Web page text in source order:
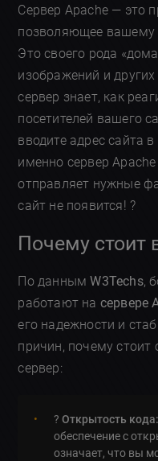
Сервер Apache — это
позволяющее вашему
Это своего рода
изображений и
сервер знает, как
посетителей вашего
вводите адрес сайта
именно сервер
отправляет нужные
сайт не появится! ?
Почему стоит
По даннымW3Techs,
работают на сервере
его надежности и
причин, почему стоит
сервер:
?Открытость кода:
обеспечение с
означает, что вы